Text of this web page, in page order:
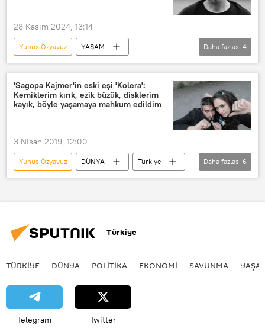
28 Kasım 2024, 13:14
Yunus Özyavuz
YAŞAM
Sagopa Kajmer
İstanbul Asliye Hukuk Mahkemesi
Alican Parlak
Dava
Daha fazlası 4
'Sagopa Kajmer'in eski eşi 'Kolera':
Kemiklerim kırık, ezik büzük, disklerim
kayık, böyle yaşamaya mahkum edildim
3 Nisan 2019, 12:00
Yunus Özyavuz DÜNYA
Türkiye
Haberler
TÜRKİYE
Daha fazlası 6
Türkiye
TÜRKIYE DÜNYA POLİTİKA EKONOMİ SAVUNMA
Telegram Twitter